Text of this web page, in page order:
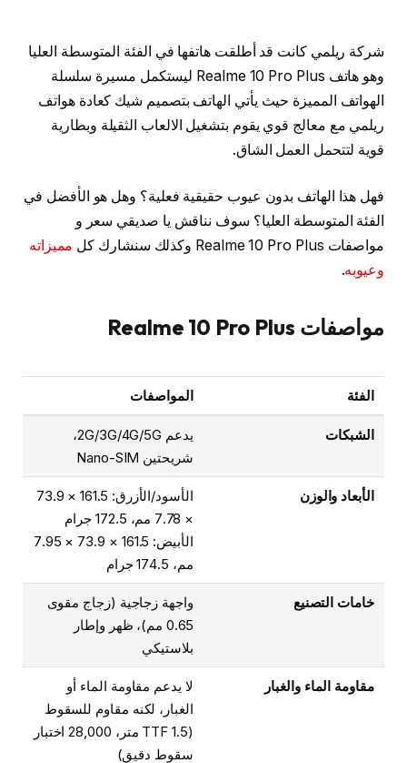
شركة ريلمي كانت قد أطلقت هاتفها في الفئة المتوسطة العليا
وهو هاتف Realme 10 Pro Plus ليستكمل مسيرة سلسلة
الهواتف المميزة حيث يأتي الهاتف بتصميم شيك كعادة هواتف
ريلمي مع معالج قوي يقوم بتشغيل الالعاب الثقيلة وبطارية
قوية لتتحمل العمل الشاق.
فهل هذا الهاتف بدون عيوب حقيقية فعلية؟ وهل هو الأفضل في
الفئة المتوسطة العليا؟ سوف نناقش يا صديقي سعر و
مواصفات Realme 10 Pro Plus وكذلك سنشارك كل
مميزاته
وعيوبه.
مواصفات Realme 10 Pro Plus
الفئة المواصفات
الشبكات
يدعم 2G/3G/4G/5G،
شريحتين Nano-SIM
الأبعاد والوزن
الأسود/الأزرق: 161.5 × 73.9
× 7.78 مم، 172.5 جرام
الأبيض: 161.5 × 73.9 × 7.95
مم، 174.5 جرام
خامات التصنيع
واجهة زجاجية (زجاج مقوى
0.65 مم)، ظهر وإطار
بلاستيكي
مقاومة الماء والغبار
لا يدعم مقاومة الماء أو
الغبار، لكنه مقاوم للسقوط
(TTF 1.5 متر، 28,000 اختبار
سقوط دقيق)